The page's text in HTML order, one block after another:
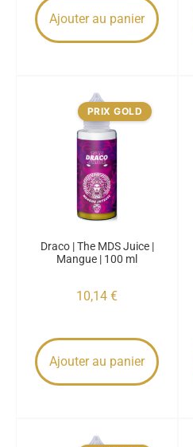
Ajouter au panier
PRIX GOLD
Draco | The MDS Juice |
Mangue | 100 ml
10,14 €
Ajouter au panier